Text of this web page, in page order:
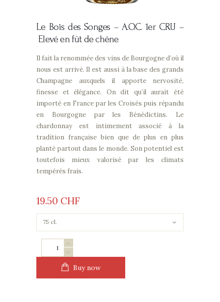
Le Bois des Songes – A.O.C. 1er CRU –
Elevé en fût de chêne
Il fait la renommée des vins de Bourgogne d’où il
nous est arrivé. Il est aussi à la base des grands
Champagne auxquels il apporte nervosité,
finesse et élégance. On dit qu’il aurait été
importé en France par les Croisés puis répandu
en Bourgogne par les Bénédictins. Le
chardonnay est intimement associé à la
tradition française bien que de plus en plus
planté partout dans le monde. Son potentiel est
toutefois mieux valorisé par les climats
tempérés frais.
19 50 CHF
Bois
Songes
Buy now